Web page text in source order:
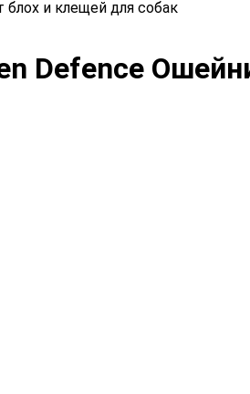
и клещей для собак
Defence